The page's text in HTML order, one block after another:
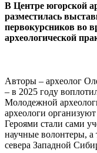
В Центре югорской
разместилась
первокурсников во
археологической
Авторы – археолог
– в 2025 году
Молодежной
археологи организуют
Героями стали сами
научные волонтеры,
севера Западной